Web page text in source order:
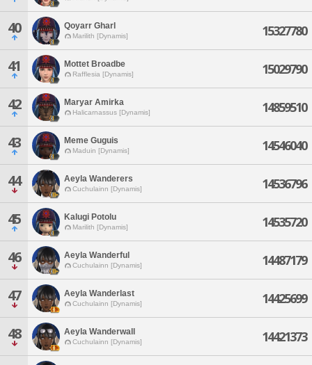
40 Qoyarr Gharl
Marilith [Dynamis] 15327780
41 Mottet Broadbe
Rafflesia [Dynamis] 15029790
42 Maryar Amirka
Halicarnassus [Dynamis] 14859510
43 Meme Guguis
Maduin [Dynamis] 14546040
44 Aeyla Wanderers
Cuchulainn [Dynamis] 14536796
45 Kalugi Potolu
Marilith [Dynamis] 14535720
46 Aeyla Wanderful
Cuchulainn [Dynamis] 14487179
47 Aeyla Wanderlast
Cuchulainn [Dynamis] 14425699
48 Aeyla Wanderwall
Cuchulainn [Dynamis] 14421373